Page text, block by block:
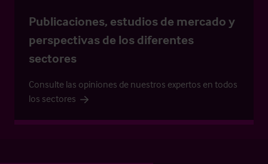
Publicaciones, estudios de mercado y
perspectivas de los diferentes
sectores
Consulte las opiniones de nuestros expertos en todos
los sectores